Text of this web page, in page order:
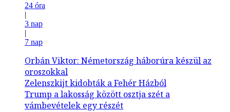
24 óra
|
3 nap
|
7 nap